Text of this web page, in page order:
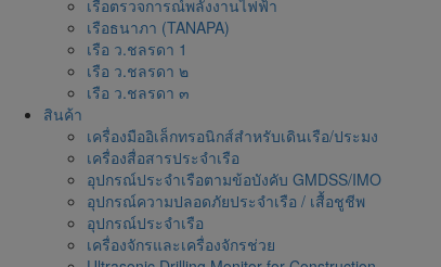
เรือตรวจการณ์พลังงานไฟฟ้า
เรือธนาภา (TANAPA)
เรือ ว.ชลรดา 1
เรือ ว.ชลรดา ๒
เรือ ว.ชลรดา ๓
สินค้า
เครื่องมืออิเล็กทรอนิกส์สำหรับเดินเรือ/ประมง
เครื่องสื่อสารประจำเรือ
อุปกรณ์ประจำเรือตามข้อบังคับ GMDSS/IMO
อุปกรณ์ความปลอดภัยประจำเรือ / เสื้อชูชีพ
อุปกรณ์ประจำเรือ
เครื่องจักรและเครื่องจักรช่วย